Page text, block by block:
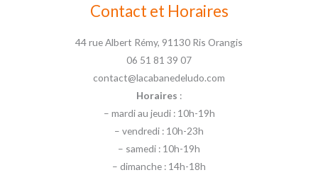
Contact et Horaires
44 rue Albert Rémy, 91130 Ris Orangis
06 51 81 39 07
contact@lacabanedeludo.com
Horaires :
– mardi au jeudi : 10h-19h
– vendredi : 10h-23h
– samedi : 10h-19h
– dimanche : 14h-18h